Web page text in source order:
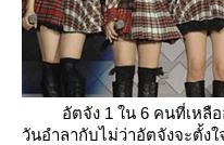
อัตจัง 1 ใน 6 คนที่เหลื
วันอำลากับไม่ว่าอัตจังจะตั้ง